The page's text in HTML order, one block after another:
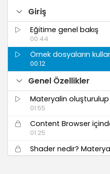
Giriş
Eğitime genel bakış
00:44
Örnek dosyaların
00:12
Genel Özellikler
Materyalin
01:55
Content Browser
01:25
Shader nedir?
01:47